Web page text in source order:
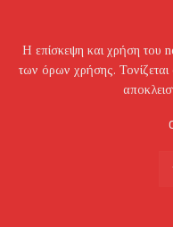
Η επίσκεψη και χρήση του
των όρων χρήσης. Τονίζεται